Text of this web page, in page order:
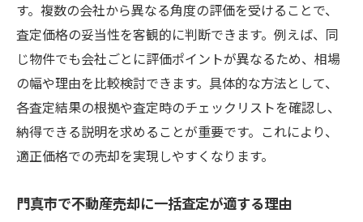
す。複数の会社から異なる角度の評価を受けることで、
査定価格の妥当性を客観的に判断できます。例えば、同
じ物件でも会社ごとに評価ポイントが異なるため、相場
の幅や理由を比較検討できます。具体的な方法として、
各査定結果の根拠や査定時のチェックリストを確認し、
納得できる説明を求めることが重要です。これにより、
適正価格での売却を実現しやすくなります。
門真市で不動産売却に一括査定が適する理由